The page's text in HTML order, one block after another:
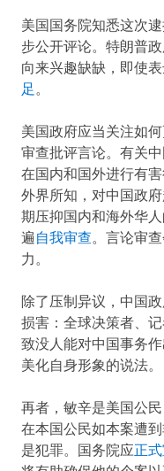
美国国务院知悉这次
步公开评论。特朗普
向来兴趣缺缺，即使
足。
美国政府应当关注如
审查批评言论。有关
在国内和国外进行有
外界所知，对中国政
期压抑国内和海外华
遍自我审查。言论审
力。
除了压制异议，中国
损害：全球决策者、
致没人能对中国事务
美化自身形象的说法。
再者，敏辛是美国公
在本国公民如本案遭
是犯罪。国务院应正